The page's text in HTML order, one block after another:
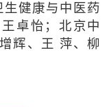
生健康与中医药
卓怡；北京中
辉、王 萍、柳